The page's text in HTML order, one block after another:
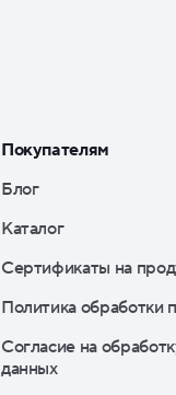
Покупателям
Блог
Каталог
Сертификаты на
Политика обработки
Согласие на
данных